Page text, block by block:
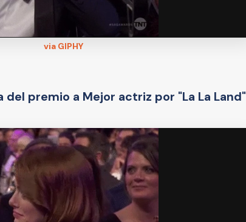
via GIPHY
del premio a Mejor actriz por "La La Land"